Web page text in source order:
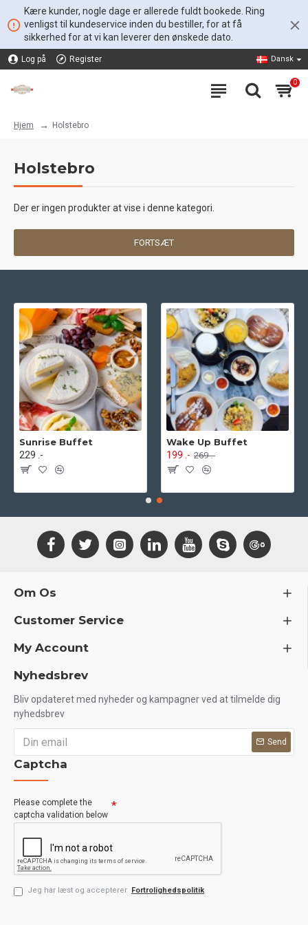
Kære kunder, nogle dage er allerede fuldt bookede. Ring
venligst til kundeservice inden du bestiller, for at få
sikkerhed for at vi kan leverer den ønskede dato.
Log på Register Dansk
0
Hjem Holstebro
Holstebro
Der er ingen produkter at vise i denne kategori.
FORTSÆT
Sunrise Buffet
229 .-
Wake Up Buffet
199 .- 269 .-
Om Os
Customer Service
My Account
Nyhedsbrev
Bliv opdateret med nyheder og kampagner ved at tilmelde dig
nyhedsbrev
Send
Captcha
Please complete the
captcha validation below
Jeg har læst og accepterer Fortrolighedspolitik